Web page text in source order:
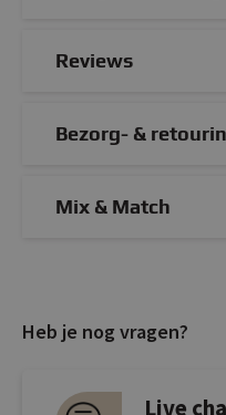
Reviews
Bezorg- &
Mix & Match
Heb je nog vragen?
Live